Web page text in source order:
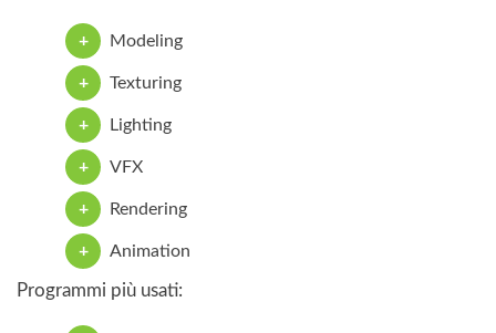
Modeling
Texturing
Lighting
VFX
Rendering
Animation
Programmi più usati: